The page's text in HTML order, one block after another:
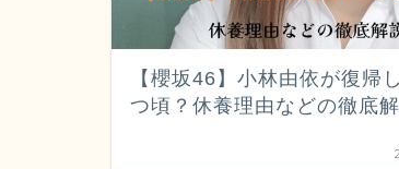
【櫻坂46】小林由依が復帰
つ頃？休養理由などの徹底解